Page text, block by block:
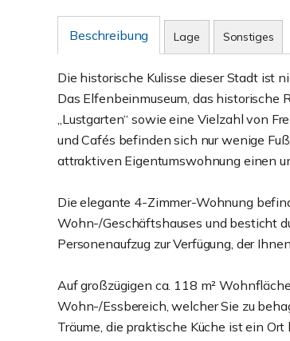
Beschreibung Lage Sonstiges
Die historische Kulisse dieser Stadt ist
Das Elfenbeinmuseum, das historische
„Lustgarten“ sowie eine Vielzahl von
und Cafés befinden sich nur wenige
attraktiven Eigentumswohnung einen
Die elegante 4-Zimmer-Wohnung
Wohn-/Geschäftshauses und besticht
Personenaufzug zur Verfügung, der
Auf großzügigen ca. 118 m²
Wohn-/Essbereich, welcher Sie zu
Träume, die praktische Küche ist ein